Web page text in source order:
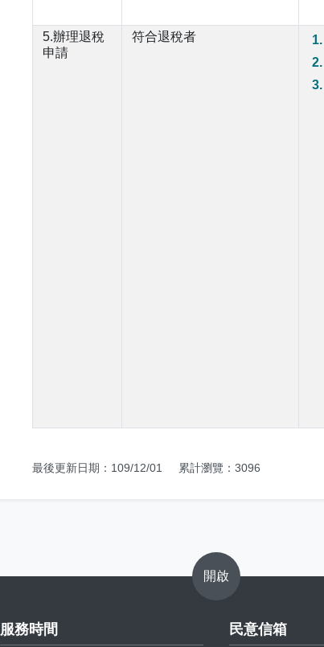
5.辦理退稅
申請
符合退稅者
最後更新日期：109/12/01 累計瀏覽：3096
開啟
服務時間 民意信箱